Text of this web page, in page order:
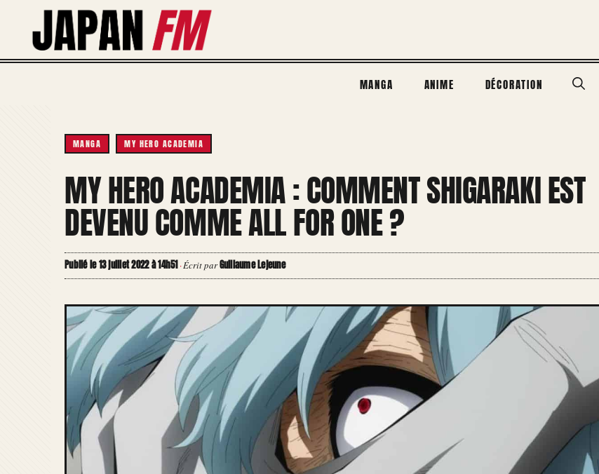
contenu
MANGA ANIME DÉCORATION
MANGA MY HERO ACADEMIA
MY HERO ACADEMIA : COMMENT SHIGARAKI EST
DEVENU COMME ALL FOR ONE ?
Publié le 13 juillet 2022 à 14h51·Écrit parGuillaume Lejeune